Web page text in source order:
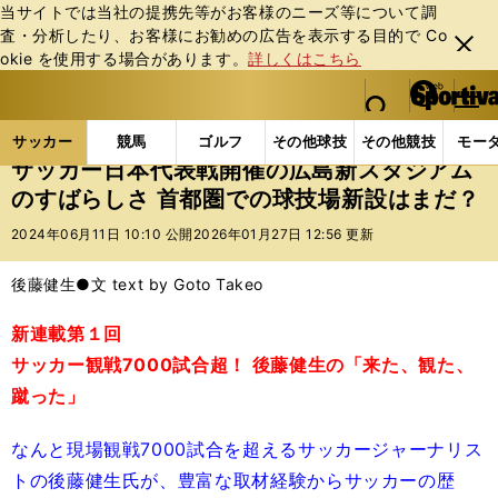
当サイトでは当社の提携先等がお客様のニーズ等について調
査・分析したり、お客様にお勧めの広告を表⽰する⽬的で Co
okie を使⽤する場合があります。詳しくはこちら
閉じ
る
web Sportiva (webスポルティーバ)
検索
マイペ
ー
ジ
メニュ
サッカー 競馬 ゴルフ その他球技 その他競技 モー
ス
ポ
ル
バ
サッカーの記事一覧 サッカー代表 日本代表 サ
サッカー日本代表戦開催の広島新スタジアム
のすばらしさ 首都圏での球技場新設はまだ？
2024年06月11日 10:10 公開 2026年01月27日 12:56 更新
後藤健生●文 text by Goto Takeo
新連載第１回
サッカー観戦7000試合超！ 後藤健生の「来た、観た、
蹴った」
なんと現場観戦7000試合を超えるサッカージャーナリス
トの後藤健生氏が、豊富な取材経験からサッカーの歴